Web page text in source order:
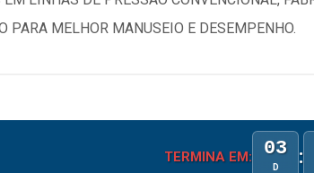
MELHOR MANUSEIO E DESEMPENHO.
TERMINA EM: 03
D :